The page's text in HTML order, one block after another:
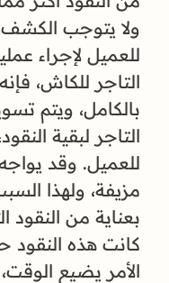
ولا يتوجب
للعميل لإجراء
التاجر للكاش،
بالكامل، ويتم
التاجر لبقية
للعميل. وقد
مزيفة، ولهذا
بعناية من النقود
كانت هذه النقود
الأمر يضيع